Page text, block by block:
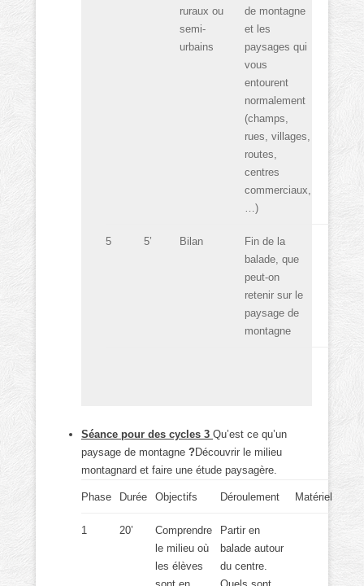
ruraux ou
semi-
urbains
de montagne
et les
paysages qui
vous
entourent
normalement
(champs,
rues, villages,
routes,
centres
commerciaux,
…)
5 5’ Bilan
Fin de la
balade, que
peut-on
retenir sur le
paysage de
montagne
Séance pour des cycles 3 Qu’est ce qu’un
paysage de montagne ?Découvrir le milieu
montagnard et faire une étude paysagère.
Phase Durée Objectifs Déroulement Matériel
1 20’
Comprendre
le milieu où
les élèves
Partir en
balade autour
du centre.